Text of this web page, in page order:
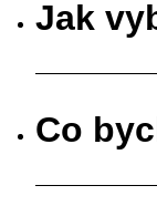
Jak
Co